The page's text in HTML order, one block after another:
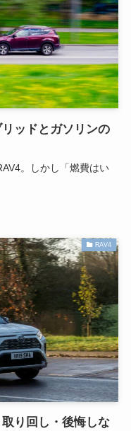
ッドとガソリンの
。しかし「燃費はい
RAV4
り回し・後悔しな